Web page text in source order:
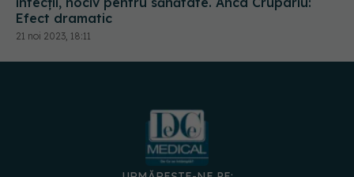
URMĂREȘTE-NE PE: